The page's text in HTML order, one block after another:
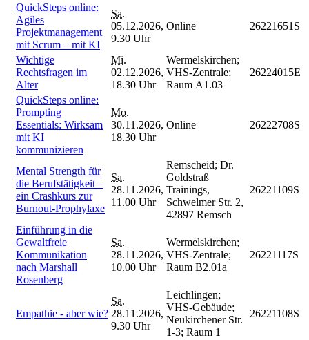
QuickSteps online:
Agiles
Projektmanagement
mit Scrum – mit KI
Sa.
05.12.2026,
9.30 Uhr
Online 26221651S
Wichtige
Rechtsfragen im
Alter
Mi.
02.12.2026,
18.30 Uhr
Wermelskirchen;
VHS-Zentrale;
Raum A1.03
26224015E
QuickSteps online:
Prompting
Essentials: Wirksam
mit KI
kommunizieren
Mo.
30.11.2026,
18.30 Uhr
Online 26222708S
Mental Strength für
die Berufstätigkeit –
ein Crashkurs zur
Burnout-Prophylaxe
Sa.
28.11.2026,
11.00 Uhr
Remscheid; Dr.
Goldstraß
Trainings,
Schwelmer Str. 2,
42897 Remsch
26221109S
Einführung in die
Gewaltfreie
Kommunikation
nach Marshall
Rosenberg
Sa.
28.11.2026,
10.00 Uhr
Wermelskirchen;
VHS-Zentrale;
Raum B2.01a
26221117S
Empathie - aber wie?
Sa.
28.11.2026,
9.30 Uhr
Leichlingen;
VHS-Gebäude;
Neukirchener Str.
1-3; Raum 1
26221108S